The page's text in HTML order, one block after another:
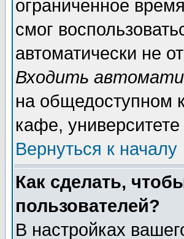
ограниченное
смог
автоматически не
Входить
на общедоступном
кафе, университете
Вернуться к началу
Как сделать,
пользователей?
В настройках